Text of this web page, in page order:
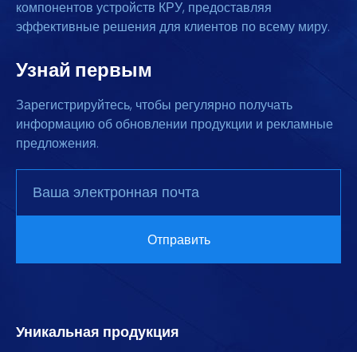
компонентов устройств КРУ, предоставляя
эффективные решения для клиентов по всему миру.
Узнай первым
Зарегистрируйтесь, чтобы регулярно получать
информацию об обновлении продукции и рекламные
предложения.
Уникальная продукция